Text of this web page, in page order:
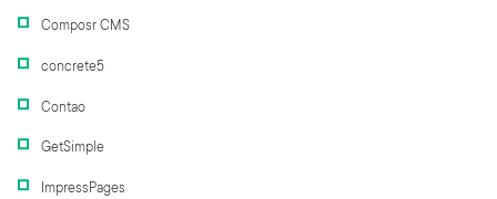
Composr CMS
concrete5
Contao
GetSimple
ImpressPages